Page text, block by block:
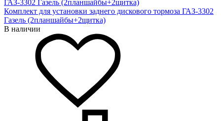
Комплект для установки заднего дискового тормоза ГАЗ-3302
Газель (2планшайбы+2щитка)
В наличии